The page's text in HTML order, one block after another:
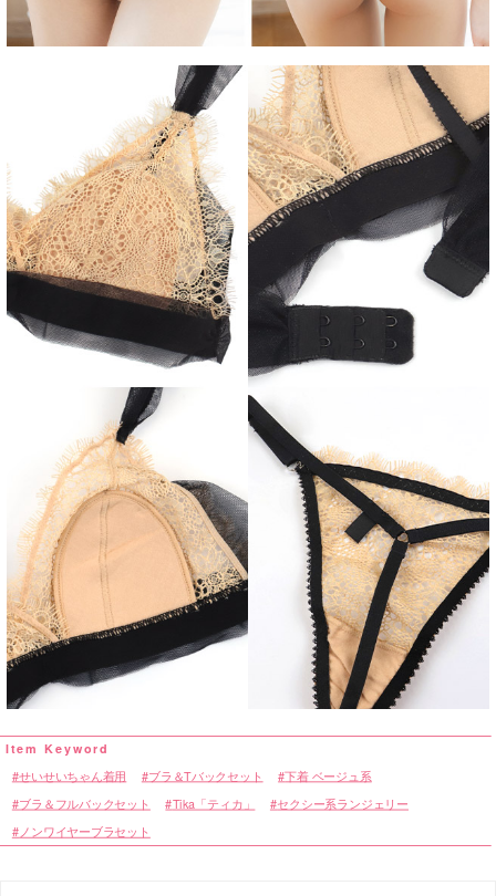
せいせいちゃん着用 ブラ＆Tバックセット 下着 ベージュ系
ブラ＆フルバックセット Tika「ティカ」 セクシー系ランジェリー
ノンワイヤーブラセット